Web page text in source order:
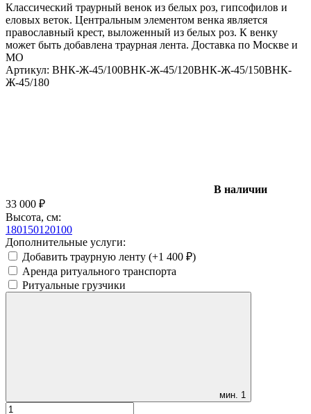
Классический траурный венок из белых роз, гипсофилов и
еловых веток. Центральным элементом венка является
православный крест, выложенный из белых роз. К венку
может быть добавлена траурная лента. Доставка по Москве и
МО
Артикул: ВНК-Ж-45/100ВНК-Ж-45/120ВНК-Ж-45/150ВНК-
Ж-45/180
В наличии
33 000 ₽
Высота, см:
180150120100
Дополнительные услуги:
Добавить траурную ленту (+1 400 ₽)
Аренда ритуального транспорта
Ритуальные грузчики
мин. 1